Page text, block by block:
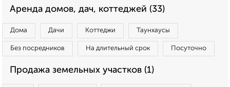
Аренда домов, дач, коттеджей (33)
Дома Дачи Коттеджи Таунхаусы
Без посредников На длительный срок Посуточно
Продажа земельных участков (1)